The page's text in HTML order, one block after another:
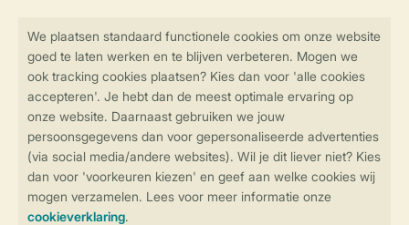
Controle over jouw gegevens &
Veilig en snel online boeken
Veilige gegevensoverdracht
Veilige betaling